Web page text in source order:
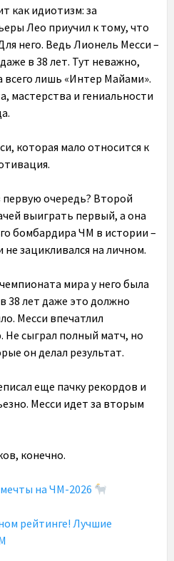
как идиотизм: за
Лео приучил к тому, что
него. Ведь Лионель Месси –
в 38 лет. Тут неважно,
всего лишь «Интер Майами».
мастерства и гениальности
которая мало относится к
первую очередь? Второй
выиграть первый, а она
бомбардира ЧМ в истории –
зацикливался на личном.
мира у него была
38 лет даже это должно
Месси впечатлил
Не сыграл полный матч, но
он делал результат.
еще пачку рекордов и
Месси идет за вторым
конечно.
на ЧМ-2026
рейтинге! Лучшие